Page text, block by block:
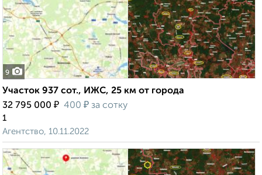
9
Участок 937 сот., ИЖС, 25 км от города
32 795 000 ₽ 400 ₽ за сотку
1
Агентство, 10.11.2022